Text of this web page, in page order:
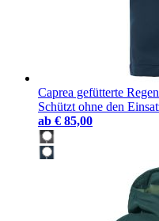
Caprea gefütterte
Schützt ohne den
ab € 85,00